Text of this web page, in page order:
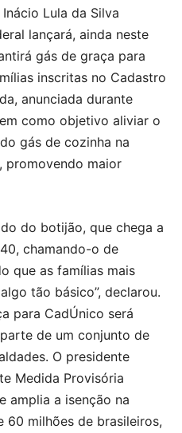
Lula da Silva
lançará, ainda neste
gás de graça para
inscritas no Cadastro
anunciada durante
como objetivo aliviar o
gás de cozinha na
promovendo maior
do botijão, que chega a
chamando-o de
que as famílias mais
tão básico”, declarou.
para CadÚnico será
de um conjunto de
O presidente
Medida Provisória
amplia a isenção na
60 milhões de brasileiros,